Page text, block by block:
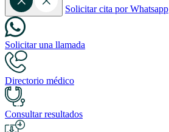
Solicitar cita por Whatsapp
Solicitar una llamada
Directorio médico
Consultar resultados